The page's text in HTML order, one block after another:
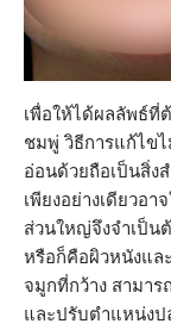
เพื่อให้ได้ผลลัพธ์ที่
ชมพู่ วิธีการแก้ไข
อ่อนด้วยถือเป็นสิ่ง
เพียงอย่างเดียวอ
ส่วนใหญ่จึงจำเป็น
หรือก็คือผิวหนังแล
จมูกที่กว้าง สามา
และปรับตำแหน่งป